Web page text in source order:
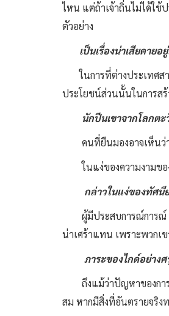
ไหน แต่ถ้าเจ้าถิ่นไม่ได้ใช้
ตัวอย่าง
เป็นเรื่องน่าเสียดาย
ในการที่ต่างประเทศส
ประโยชน์ส่วนนั้นในการส
นักปีนเขาจากโลกต
คนที่ยืนมองอาจเห็นว่
ในแง่ของความงามข
กล่าวในแง่ของทัศนี
ผู้มีประสบการณ์การณ์
น่าเศร้าแทน เพราะพวกเ
ภาระของไกด์อย่าง
ถึงแม้ว่าปัญหาของกา
สม หากมีสิ่งที่อันตรายจริง